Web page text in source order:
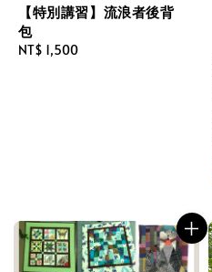
【特別講習】流浪者後背
包
Regular
NT$ 1,500